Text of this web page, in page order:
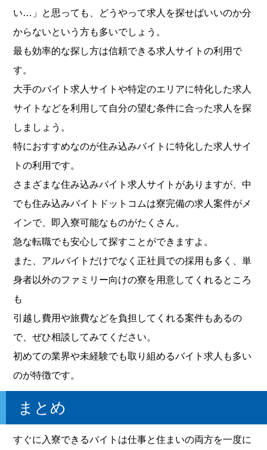
い…」と思っても、どうやって求人を探せばいいのか分
からないという方も多いでしょう。
最も効率的な探し方は信頼できる求人サイトの利用で
す。
大手のバイト求人サイトや特定のエリアに特化した求人
サイトなどを利用して自分の望む条件に合った求人を探
しましょう。
特におすすめなのが住み込みバイトに特化した求人サイ
トの利用です。
さまざまな住み込みバイト求人サイトがありますが、中
でも住み込みバイトドットコムは寮完備の求人案件がメ
インで、即入寮可能なものがたくさん。
急な転職でも安心して探すことができますよ。
また、アルバイトだけでなく正社員での採用も多く、単
身者以外のファミリー向けの寮を用意してくれるところ
も
引越し費用や旅費などを負担してくれる案件もあるの
で、ぜひ相談してみてください。
初めての業界や未経験でも取り組めるバイト求人も多い
のが特徴です。
まとめ
すぐに入寮できるバイトは仕事と住まいの両方を一度に